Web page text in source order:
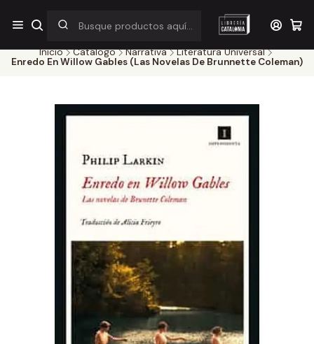
¡Por pocos días! Despacho a $1.000 en RM por compras sobre
$38.000
Inicio Catálogo Narrativa
Literatura Universal
Enredo En Willow Gables (Las Novelas De Brunnette Coleman)